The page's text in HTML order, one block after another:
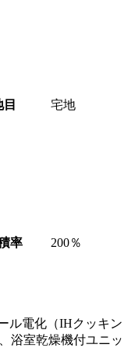
目 宅地
率 200％
ル電化（IHクッキン
浴室乾燥機付ユニッ